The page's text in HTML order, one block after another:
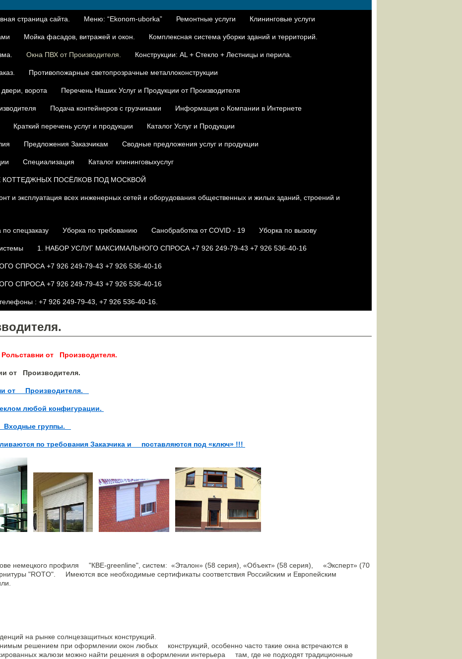
страница сайта. Меню: “Ekonom-uborka” Ремонтные услуги Клининговые услуги
Мойка фасадов, витражей и окон. Комплексная система уборки зданий и территорий.
Окна ПВХ от Производителя. Конструкции: AL + Стекло + Лестницы и перила.
Противопожарные светопрозрачные металлоконструкции
ворота Перечень Наших Услуг и Продукции от Производителя
Подача контейнеров с грузчиками Информация о Компании в Интернете
Краткий перечень услуг и продукции Каталог Услуг и Продукции
Предложения Заказчикам Сводные предложения услуг и продукции
Специализация Каталог клининговыхуслуг
КОТТЕДЖНЫХ ПОСЁЛКОВ ПОД МОСКВОЙ
и эксплуатация всех инженерных сетей и оборудования общественных и жилых зданий, строений и
по спецзаказу Уборка по требованию Санобработка от COVID - 19 Уборка по вызову
1. НАБОР УСЛУГ МАКСИМАЛЬНОГО СПРОСА +7 926 249-79-43 +7 926 536-40-16
СПРОСА +7 926 249-79-43 +7 926 536-40-16
СПРОСА +7 926 249-79-43 +7 926 536-40-16
: +7 926 249-79-43, +7 926 536-40-16.
от Производителя.
от Производителя.
от Производителя.
любой конфигурации.
Входные группы.
по требования Заказчика и поставляются под «ключ» !!!
немецкого профиля "КВЕ-greenline", систем: «Эталон» (58 серия), «Объект» (58 серия), «Эксперт» (70
"ROTO". Имеются все необходимые сертификаты соответствия Российским и Европейским
на рынке солнцезащитных конструкций.
решением при оформлении окон любых конструкций, особенно часто такие окна встречаются в
жалюзи можно найти решения в оформлении интерьера там, где не подходят традиционные